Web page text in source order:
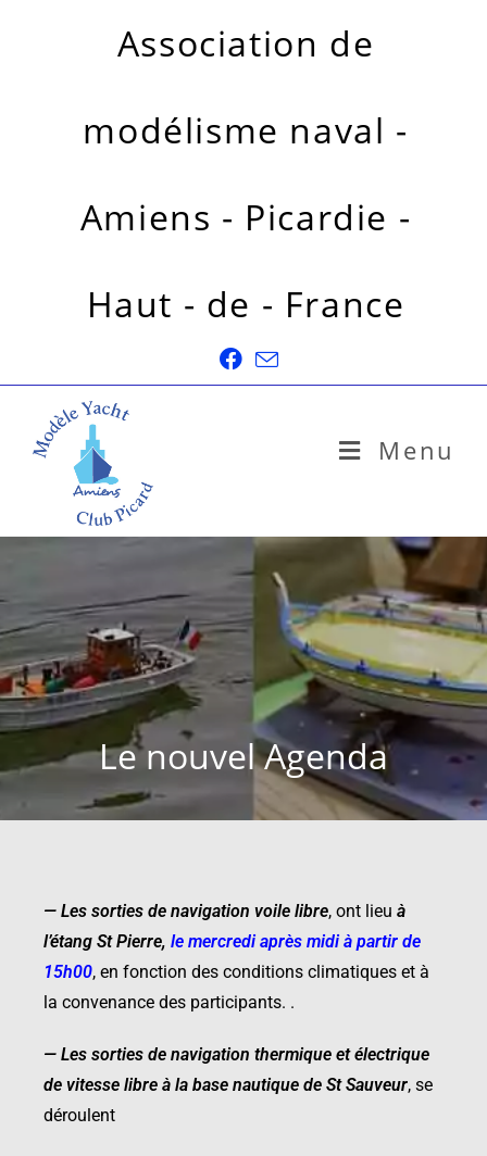
Association de
modélisme naval -
Amiens - Picardie -
Haut - de - France
Menu
Le nouvel Agenda
— Les sorties de navigation voile libre, ont lieu à
l’étang St Pierre, le mercredi après midi à partir de
15h00, en fonction des conditions climatiques et à
la convenance des participants. .
— Les sorties de navigation thermique et électrique
de vitesse libre à la base nautique de St Sauveur, se
déroulent